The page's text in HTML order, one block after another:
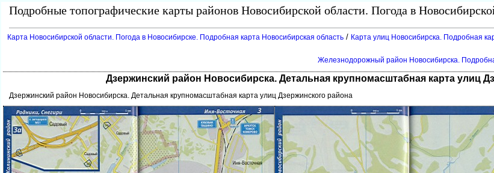
Подробные топографические карты районов Новосибирской области. Погода в
Карта Новосибирской области. Погода в Новосибирске. Подробная карта Новосибирская область / Карта улиц Новосибирска. Подробная
Железнодорожный район Новосибирска.
Дзержинский район Новосибирска. Детальная крупномасштабная карта улиц
Дзержинский район Новосибирска. Детальная крупномасштабная карта улиц Дзержинского района